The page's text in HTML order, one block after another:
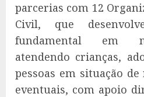
parcerias com 12
Civil, que
fundamental em
atendendo crianças,
pessoas em situação
eventuais, com apoio